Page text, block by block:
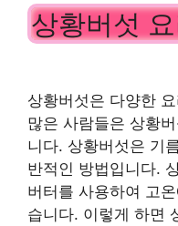
상황버섯
상황버섯은 다양한
많은 사람들은 상황
니다. 상황버섯은 기
반적인 방법입니다.
버터를 사용하여 고
습니다. 이렇게 하면